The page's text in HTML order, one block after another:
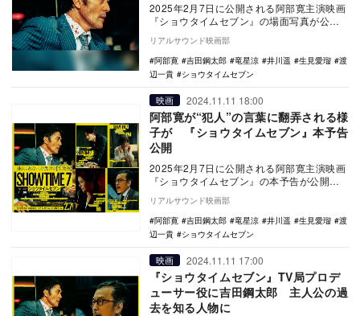
2025年2月7日に公開される阿部寛主演映画
『ショウタイムセブン』の場面写真が公開
された。 本作は、ハ・ジョンウが主演、
キム…
リアルサウンド映画部
阿部寛
吉田鋼太郎 竜星涼 井川遥 生見愛瑠
渡
辺一貴
ショウタイムセブン
映画 2024.11.11 18:00
阿部寛が“犯人”の言葉に翻弄される様
子が 『ショウタイムセブン』本予告
公開
2025年2月7日に公開される阿部寛主演映画
『ショウタイムセブン』の本予告が公開さ
れた。 本作は、ハ・ジョンウが主演、キ
ム・…
リアルサウンド映画部
阿部寛
吉田鋼太郎 竜星涼 井川遥 生見愛瑠
渡
辺一貴
ショウタイムセブン
映画 2024.11.11 17:00
『ショウタイムセブン』TV局プロデ
ューサー役に吉田鋼太郎 主人公の過
去を知る人物に